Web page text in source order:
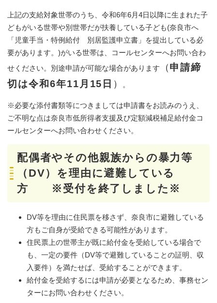
上記の支給対象世帯のうち、令和6年6月4日以降に生まれた子
どもがいる世帯や別世帯だが扶養している子ども(奈良市へ
「児童手当・特例給付 別居監護申立書」を提出している必
要があります。)がいる世帯は、コールセンターへお問い合わ
せください。別途申請が可能な場合があります
（申請締
切は令和6年11月15日 ） 。
※必要な添付書類等につきましては申請書をお読みのうえ、
ご不明な点は奈良市低所得者支援及び定額減税補足給付金コ
ールセンターへお問い合わせください。
配偶者やその他親族からの暴力等
（DV）を理由に避難している
方 ※受付を終了しました※
DV等を理由に住民票を移さず、奈良市に避難している
方もご自身が受給できる可能性があります。
住民票上の世帯主が既に給付金を受給している場合で
も、一定の要件（DV等で避難していることの証明、収
入要件）を満たせば、受給することができます。
給付金を受給するには申請が必要となるため、事務セン
ターにお問い合わせください。